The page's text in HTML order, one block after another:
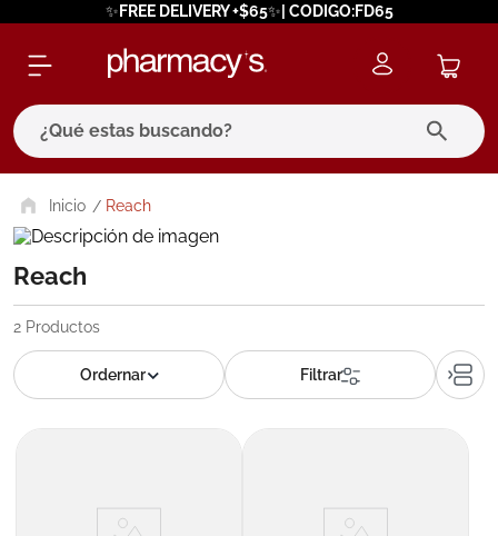
✨FREE DELIVERY +$65✨| CODIGO:FD65
¿Qué estas buscando?
Reach
Reach
2 Productos
términos más buscados
1. eucerin
2. protector solar
3. bioderma
5. cerave
roche posay